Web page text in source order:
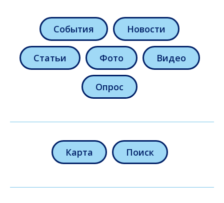
События Новости
Статьи Фото Видео
Опрос
Карта Поиск